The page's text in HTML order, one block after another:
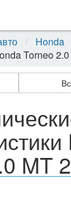
Honda
Torneo
MT